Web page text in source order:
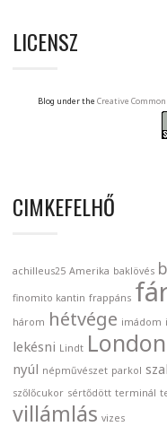
LICENSZ
Blog under the Creative
CIMKEFELHŐ
achilleus25 Amerika baklövés
finomito kantin frappáns
három hétvége imádom
lekésni Lindt London
nyúl népművészet parkol
szőlőcukor sértődött terminál
villámlás vizes